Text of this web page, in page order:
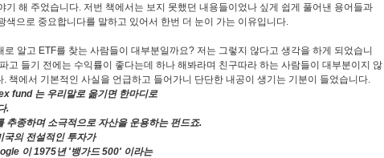
기 해 주었습니다. 저번 책에서는 보지 못했던 내용들이었나 싶게 쉽게 풀어낸 용어들과
색으로 중요합니다를 말하고 있어서 한번 더 눈이 가는 이유입니다.
로 알고 ETF를 찾는 사람들이 대부분일까요? 저는 그렇지 않다고 생각을 하게 되었습니
고 들기 전에는 수익률이 좋다는데 하나 해봐라며 친구따라 하는 사람들이 대부분이지 않
. 책에서 기본적인 사실을 언급하고 들어가니 단단한 내공이 생기는 기분이 들었습니다.
fund 는 우리말로 옮기면 한마디로
.
추종하며 소극적으로 자산을 운용하는 펀드죠.
국의 전설적인 투자가
이1975년'뱅가드500' 이라는